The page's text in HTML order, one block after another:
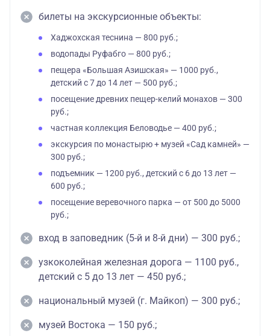
билеты на экскурсионные объекты:
Хаджохская теснина — 800 руб.;
водопады Руфабго — 800 руб.;
пещера «Большая Азишская» — 1000 руб.,
детский с 7 до 14 лет — 500 руб.;
посещение древних пещер-келий монахов — 300
руб.;
частная коллекция Беловодье — 400 руб.;
экскурсия по монастырю + музей «Сад камней» —
300 руб.;
подъемник — 1200 руб., детский с 6 до 13 лет —
600 руб.;
посещение веревочного парка — от 500 до 5000
руб.;
вход в заповедник (5-й и 8-й дни) — 300 руб.;
узкоколейная железная дорога — 1100 руб.,
детский с 5 до 13 лет — 450 руб.;
национальный музей (г. Майкоп) — 300 руб.;
музей Востока — 150 руб.;